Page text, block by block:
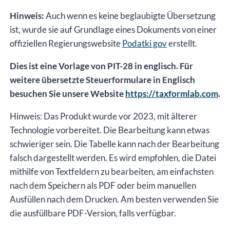
Hinweis:Auch wenn es keine beglaubigte Übersetzung
ist, wurde sie auf Grundlage eines Dokuments von einer
offiziellen RegierungswebsitePodatki goverstellt.
Dies ist eine Vorlage von PIT-28 in englisch. Für
weitere übersetzte Steuerformulare in Englisch
besuchen Sie unsere Websitehttps://taxformlab.com.
Hinweis: Das Produkt wurde vor 2023, mit älterer
Technologie vorbereitet. Die Bearbeitung kann etwas
schwieriger sein. Die Tabelle kann nach der Bearbeitung
falsch dargestellt werden. Es wird empfohlen, die Datei
mithilfe von Textfeldern zu bearbeiten, am einfachsten
nach dem Speichern als PDF oder beim manuellen
Ausfüllen nach dem Drucken. Am besten verwenden Sie
die ausfüllbare PDF-Version, falls verfügbar.